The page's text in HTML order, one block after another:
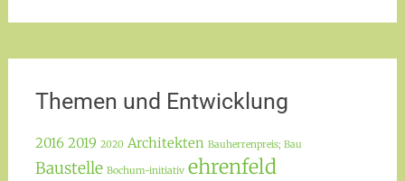
Themen und Entwicklung
2016 2019 2020 Architekten Bauherrenpreis; Bau
Baustelle Bochum-initiativ ehrenfeld